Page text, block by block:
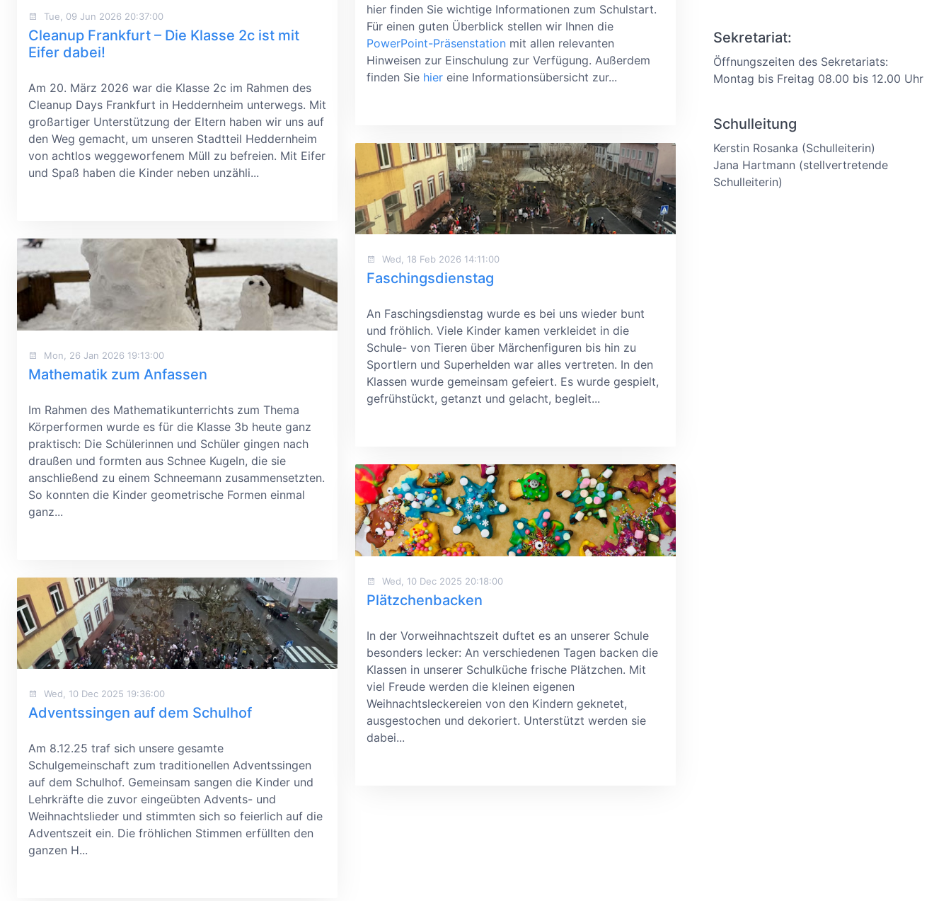
Tue, 09 Jun 2026 20:37:00
Cleanup Frankfurt – Die Klasse 2c ist mit
Eifer dabei!
Am 20. März 2026 war die Klasse 2c im Rahmen des
Cleanup Days Frankfurt in Heddernheim unterwegs. Mit
großartiger Unterstützung der Eltern haben wir uns auf
den Weg gemacht, um unseren Stadtteil Heddernheim
von achtlos weggeworfenem Müll zu befreien. Mit Eifer
und Spaß haben die Kinder neben unzähli...
Mon, 26 Jan 2026 19:13:00
Mathematik zum Anfassen
Im Rahmen des Mathematikunterrichts zum Thema
Körperformen wurde es für die Klasse 3b heute ganz
praktisch: Die Schülerinnen und Schüler gingen nach
draußen und formten aus Schnee Kugeln, die sie
anschließend zu einem Schneemann zusammensetzten.
So konnten die Kinder geometrische Formen einmal
ganz...
Wed, 10 Dec 2025 19:36:00
Adventssingen auf dem Schulhof
Am 8.12.25 traf sich unsere gesamte
Schulgemeinschaft zum traditionellen Adventssingen
auf dem Schulhof. Gemeinsam sangen die Kinder und
Lehrkräfte die zuvor eingeübten Advents- und
Weihnachtslieder und stimmten sich so feierlich auf die
Adventszeit ein. Die fröhlichen Stimmen erfüllten den
ganzen H...
hier finden Sie wichtige Informationen zum Schulstart.
Für einen guten Überblick stellen wir Ihnen die
PowerPoint-Präsenstation mit allen relevanten
Hinweisen zur Einschulung zur Verfügung. Außerdem
finden Sie hier eine Informationsübersicht zur...
Wed, 18 Feb 2026 14:11:00
Faschingsdienstag
An Faschingsdienstag wurde es bei uns wieder bunt
und fröhlich. Viele Kinder kamen verkleidet in die
Schule- von Tieren über Märchenfiguren bis hin zu
Sportlern und Superhelden war alles vertreten. In den
Klassen wurde gemeinsam gefeiert. Es wurde gespielt,
gefrühstückt, getanzt und gelacht, begleit...
Wed, 10 Dec 2025 20:18:00
Plätzchenbacken
In der Vorweihnachtszeit duftet es an unserer Schule
besonders lecker: An verschiedenen Tagen backen die
Klassen in unserer Schulküche frische Plätzchen. Mit
viel Freude werden die kleinen eigenen
Weihnachtsleckereien von den Kindern geknetet,
ausgestochen und dekoriert. Unterstützt werden sie
dabei...
Sekretariat:
Öffnungszeiten des Sekretariats:
Montag bis Freitag 08.00 bis 12.00 Uhr
Schulleitung
Kerstin Rosanka (Schulleiterin)
Jana Hartmann (stellvertretende
Schulleiterin)